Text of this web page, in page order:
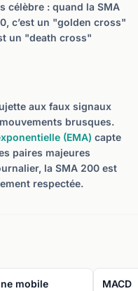
célèbre : quand la SMA
c’est un "golden cross"
un "death cross"
aux faux signaux
brusques.
(EMA) capte
paires majeures
la SMA 200 est
respectée.
mobile MACD